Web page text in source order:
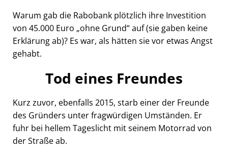
Warum gab die Rabobank plötzlich ihre Investition
von 45.000 Euro ohne Grund auf (sie gaben keine
Erklärung ab)? Es war, als hätten sie vor etwas Angst
gehabt.
Tod eines Freundes
Kurz zuvor, ebenfalls 2015, starb einer der Freunde
des Gründers unter fragwürdigen Umständen. Er
fuhr bei hellem Tageslicht mit seinem Motorrad von
der Straße ab.